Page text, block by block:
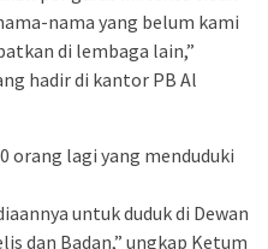
nama yang belum kami
di lembaga lain,”
hadir di kantor PB Al
orang lagi yang menduduki
untuk duduk di Dewan
dan Badan,” ungkap Ketum